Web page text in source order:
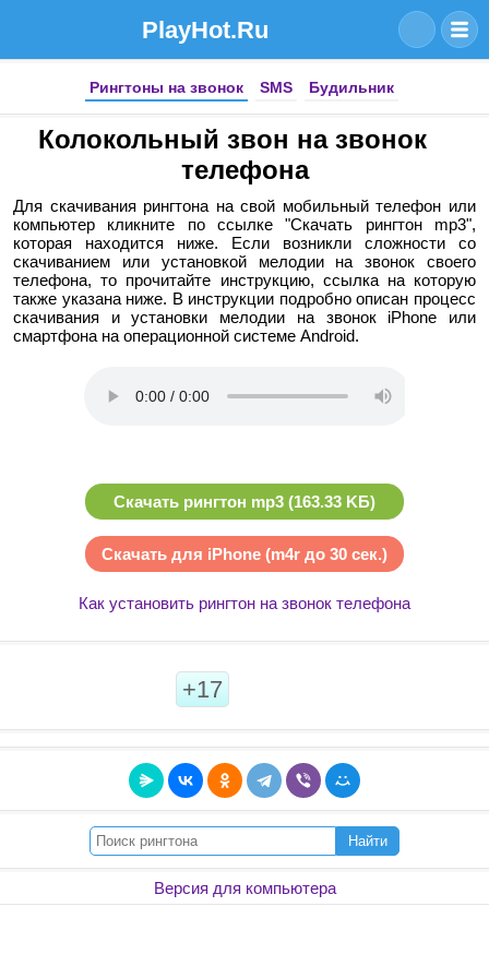
PlayHot.Ru
Рингтоны на звонок SMS Будильник
Колокольный звон на звонок
телефона
Для скачивания рингтона на свой мобильный телефон или
компьютер кликните по ссылке "Скачать рингтон mp3",
которая находится ниже. Если возникли сложности со
скачиванием или установкой мелодии на звонок своего
телефона, то прочитайте инструкцию, ссылка на которую
также указана ниже. В инструкции подробно описан процесс
скачивания и установки мелодии на звонок iPhone или
смартфона на операционной системе Android.
Скачать рингтон mp3 (163.33 KБ)
Скачать для iPhone (m4r до 30 сек.)
Как установить рингтон на звонок телефона
+17
Найти
Версия для компьютера